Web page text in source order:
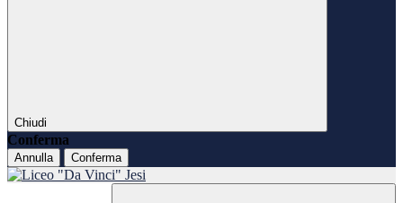
Chiudi
Conferma
Annulla Conferma